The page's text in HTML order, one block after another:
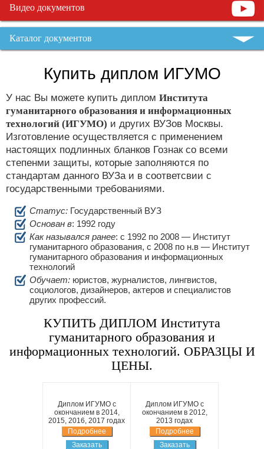
Видео документов
Каталог документов
Купить диплом ИГУМО
У нас Вы можете купить диплом Института
гуманитарного образования и информационных
технологий (ИГУМО) и других ВУЗов Москвы.
Изготовление осуществляется с применением
настоящих подлинных бланков Гознак со всеми
степенми защиты, которые заполняются по
стандартам данного ВУЗа и в соответсвии с
государственными требованиями.
Статус: Государственный ВУЗ
Основан в: 1992 году
Как назывался ранее: c 1992 по 2008 — Институт
гуманитарного образования, с 2008 по н.в — Институт
гуманитарного образования и информационных
технологий
Обучает: юристов, журналистов, лингвистов,
социологов, дизайнеров, актеров и специалистов
других профессий.
КУПИТЬ ДИПЛОМ Института
гуманитарного образования и
информационных технологий. ОБРАЗЦЫ И
ЦЕНЫ.
Диплом ИГУМО с
окончанием в 2014,
2015, 2016, 2017 годах
Подробнее
Заказать
Диплом ИГУМО с
окончанием в 2012,
2013 годах
Подробнее
Заказать